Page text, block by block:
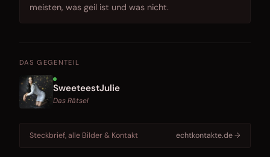
meisten, was geil ist und was nicht.
DAS GEGENTEIL
SweeteestJulie
Das Rätsel
Steckbrief, alle Bilder & Kontakt echtkontakte.de →